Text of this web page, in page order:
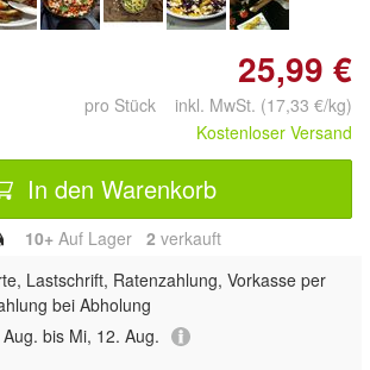
25,99 €
pro Stück inkl. MwSt. (17,33 €/kg)
Kostenloser Versand
In den Warenkorb
10+ Auf Lager 2 verkauft
Lastschrift, Ratenzahlung, Vorkasse per
bei Abholung
bis Mi, 12. Aug.